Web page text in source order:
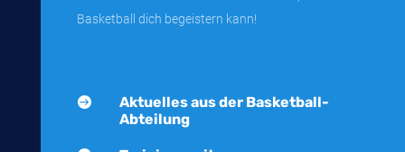
Basketball dich begeistern kann!

Aktuelles aus der Basketball-
Abteilung